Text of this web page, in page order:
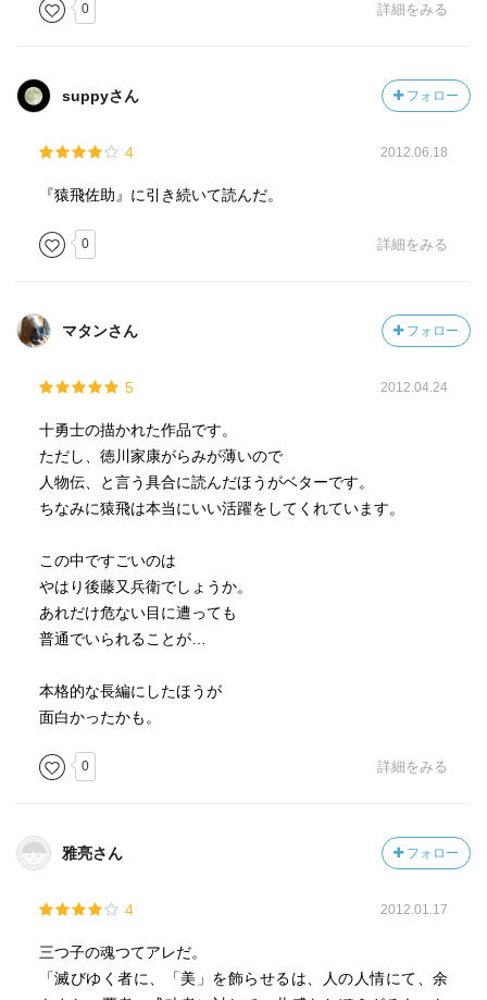
0 詳細をみる
suppyさん フォロー
4 2012.06.18
『猿飛佐助』に引き続いて読んだ。
0 詳細をみる
マタンさん フォロー
5 2012.04.24
十勇士の描かれた作品です。
ただし、徳川家康がらみが薄いので
人物伝、と言う具合に読んだほうがベターです。
ちなみに猿飛は本当にいい活躍をしてくれています。
この中ですごいのは
やはり後藤又兵衛でしょうか。
あれだけ危ない目に遭っても
普通でいられることが…
本格的な長編にしたほうが
面白かったかも。
0 詳細をみる
雅亮さん フォロー
4 2012.01.17
三つ子の魂つてアレだ。
「滅びゆく者に、「美」を飾らせるは、人の人情にて、余